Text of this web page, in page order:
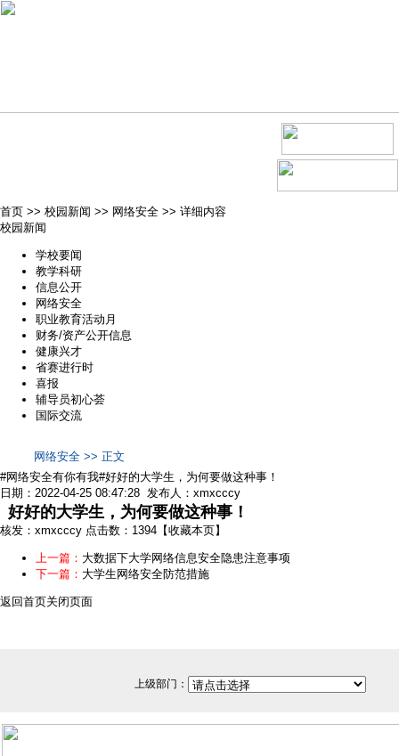
首页 >> 校园新闻 >> 网络安全 >> 详细内容
校园新闻
学校要闻
教学科研
信息公开
网络安全
职业教育活动月
财务/资产公开信息
健康兴才
省赛进行时
喜报
辅导员初心荟
国际交流
网络安全 >> 正文
#网络安全有你有我#好好的大学生，为何要做这种事！
日期：2022-04-25 08:47:28 发布人：xmxcccy
好好的大学生，为何要做这种事！
核发：xmxcccy 点击数：1394 【收藏本页】
上一篇： 大数据下大学网络信息安全隐患注意事项
下一篇： 大学生网络安全防范措施
返回首页关闭页面
上级部门：